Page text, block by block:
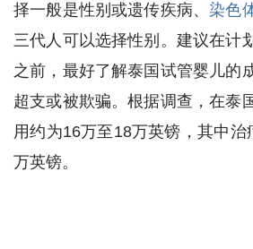
择一般是性别或遗传疾病、染色
三代人可以选择性别。建议在计
之前，最好了解泰国试管婴儿的
超支或被欺骗。根据调查，在泰
用约为16万至18万英镑，其中
万英镑。